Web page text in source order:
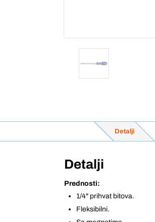
Detalji
Detalji
Prednosti:
1/4" prihvat bitova.
Fleksibilni.